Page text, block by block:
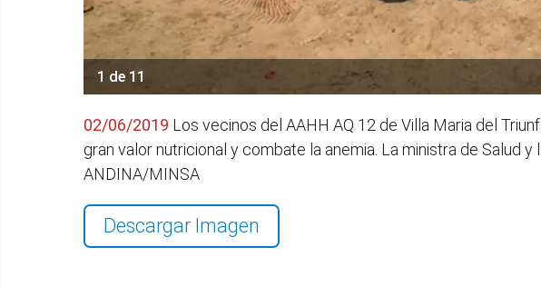
1 de 11
02/06/2019 Los vecinos del AAHH AQ 12 de Villa Maria del
gran valor nutricional y combate la anemia. La ministra de Salud
ANDINA/MINSA
Descargar Imagen